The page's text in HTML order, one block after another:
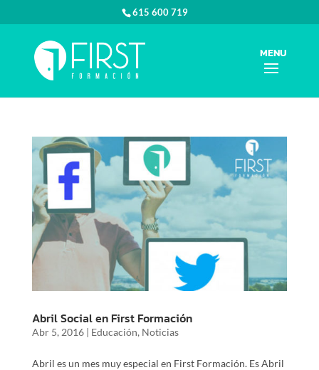
615 600 719
Abril Social en First Formación
Abr 5, 2016| Educación, Noticias
Abril es un mes muy especial en First Formación. Es Abril